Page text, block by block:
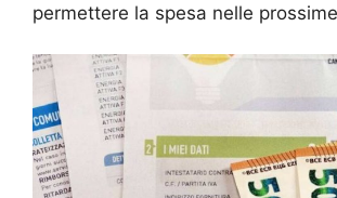
permettere la spesa nelle